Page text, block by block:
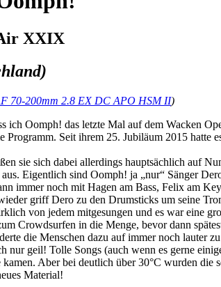
XXIX
70-200mm 2.8 EX DC APO HSM II)
ich Oomph! das letzte Mal auf dem Wacken
Programm. Seit ihrem 25. Jubiläum 2015 hatte
sie sich dabei allerdings hauptsächlich auf
Eigentlich sind Oomph! ja „nur“ Sänger
immer noch mit Hagen am Bass, Felix am
griff Dero zu den Drumsticks um seine
von jedem mitgesungen und es war eine
Crowdsurfen in die Menge, bevor dann
die Menschen dazu auf immer noch lauter
nur geil! Tolle Songs (auch wenn es gerne
Aber bei deutlich über 30°C wurden
Material!